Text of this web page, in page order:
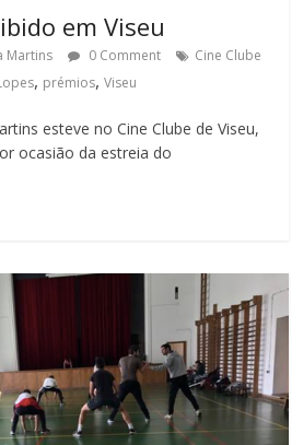
em Viseu
Martins 0 Comment
Cine Clube
, prémios,Viseu
esteve no Cine Clube de Viseu,
ocasião da estreia do